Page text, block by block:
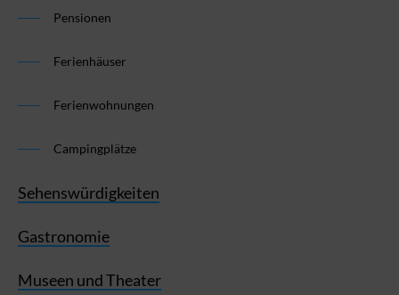
Pensionen
Ferienhäuser
Ferienwohnungen
Campingplätze
Sehenswürdigkeiten
Gastronomie
Museen und Theater